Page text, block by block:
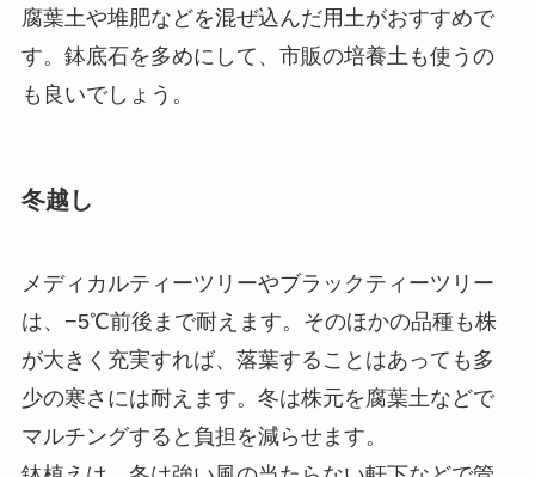
腐葉土や堆肥などを混ぜ込んだ用土がおすすめで
す。鉢底石を多めにして、市販の培養土も使うの
も良いでしょう。
冬越し
メディカルティーツリーやブラックティーツリー
は、−5℃前後まで耐えます。そのほかの品種も株
が大きく充実すれば、落葉することはあっても多
少の寒さには耐えます。冬は株元を腐葉土などで
マルチングすると負担を減らせます。